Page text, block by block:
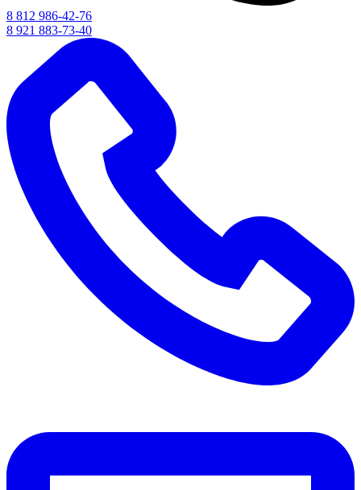
8 812 986-42-76
8 921 883-73-40